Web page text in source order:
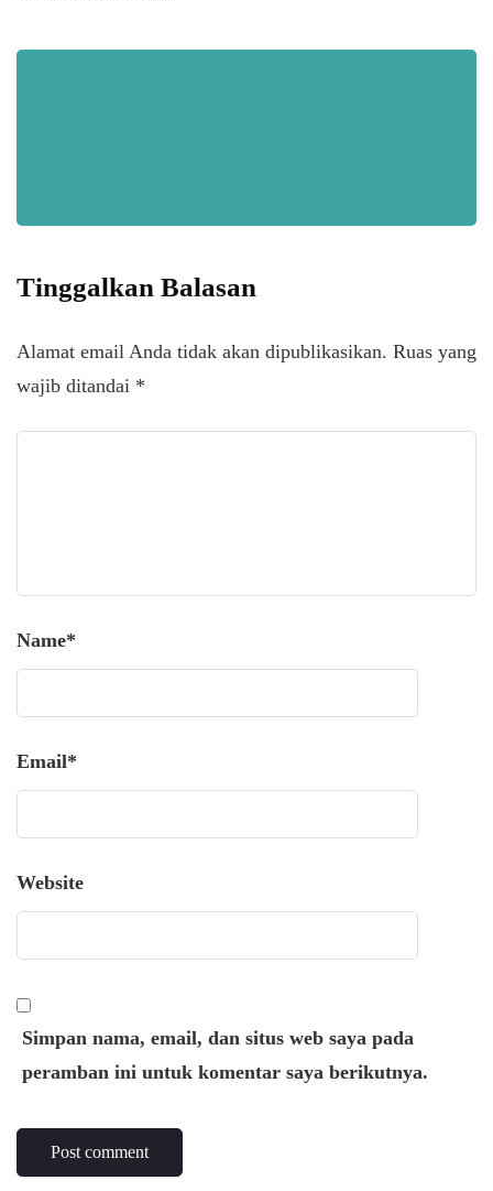
Tinggalkan Balasan
Alamat email Anda tidak akan dipublikasikan. Ruas yang
wajib ditandai *
Name*
Email*
Website
Simpan nama, email, dan situs web saya pada
peramban ini untuk komentar saya berikutnya.